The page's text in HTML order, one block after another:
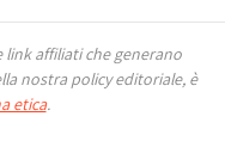
affiliati che generano
nostra policy editoriale, è
etica.